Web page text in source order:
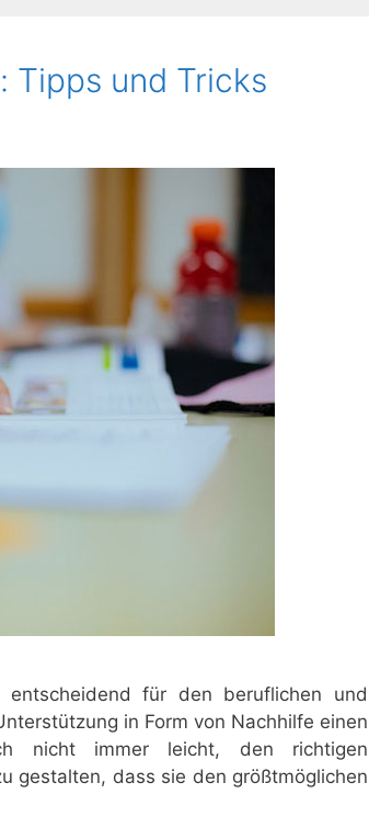
Tipps und Tricks
für den beruflichen und
in Form von Nachhilfe einen
nicht immer leicht, den richtigen
gestalten, dass sie den größtmöglichen